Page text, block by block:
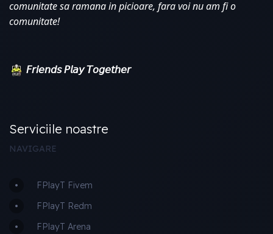
comunitate sa ramana in picioare, fara voi nu am fi o
comunitate!
𝘍𝘳𝘪𝘦𝘯𝘥𝘴 𝘗𝘭𝘢𝘺 𝘛𝘰𝘨𝘦𝘵𝘩𝘦𝘳
Serviciile noastre
NAVIGARE
FPlayT Fivem
FPlayT Redm
FPlayT Arena